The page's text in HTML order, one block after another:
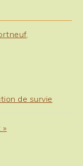
de survie